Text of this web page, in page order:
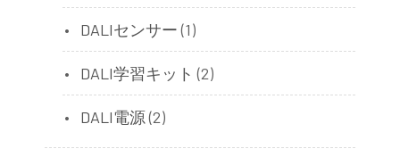
DALIセンサー (1)
DALI学習キット (2)
DALI電源(2)